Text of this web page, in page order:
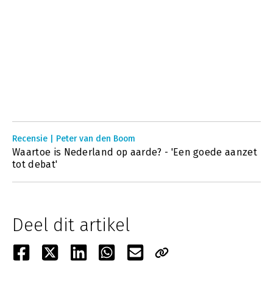
Recensie | Peter van den Boom
Waartoe is Nederland op aarde? - 'Een goede aanzet
tot debat'
Deel dit artikel